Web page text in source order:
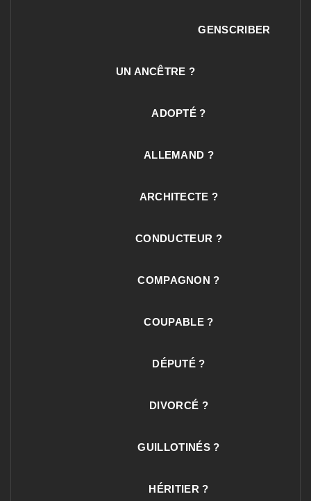
GENSCRIBER
UN ANCÊTRE ?
ADOPTÉ ?
ALLEMAND ?
ARCHITECTE ?
CONDUCTEUR ?
COMPAGNON ?
COUPABLE ?
DÉPUTÉ ?
DIVORCÉ ?
GUILLOTINÉS ?
HÉRITIER ?